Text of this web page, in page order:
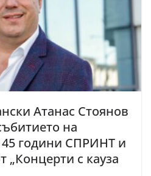
Атанас Стоянов
на
45 години СПРИНТ и
„Концерти с кауза